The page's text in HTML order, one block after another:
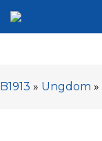
B1913 » Ungdom »